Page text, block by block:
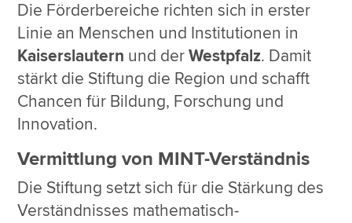
Die Förderbereiche richten sich in erster
Linie an Menschen und Institutionen in
Kaiserslautern und derWestpfalz. Damit
stärkt die Stiftung die Region und schafft
Chancen für Bildung, Forschung und
Innovation.
Vermittlung von MINT-Verständnis
Die Stiftung setzt sich für die Stärkung des
Verständnisses mathematisch-